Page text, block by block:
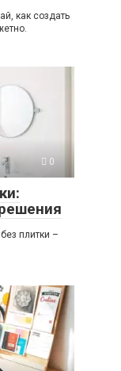
как создать
0
плитки –